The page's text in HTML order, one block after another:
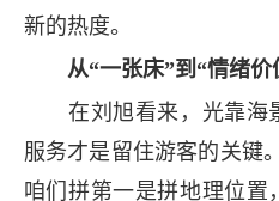
新的热度。
从“一张床”到“情绪
在刘旭看来，光靠海
服务才是留住游客的关键
咱们拼第一是拼地理位置